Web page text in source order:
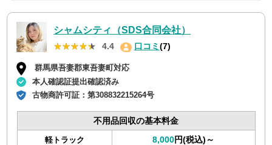
シャムシティ（SDS合同会社）
★★★★★
★★★★★ 4.4 口コミ(7)
群馬県吾妻郡東吾妻町対応
本人確認証提出確認済み
古物商許可証：第308832215264号
不用品回収の基本料金
軽トラック 8,000円(税込)～